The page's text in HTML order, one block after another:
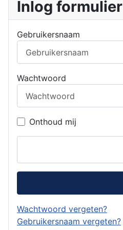
Inlog formulier
Gebruikersnaam
Wachtwoord
Onthoud mij
Wachtwoord vergeten?
Gebruikersnaam vergeten?